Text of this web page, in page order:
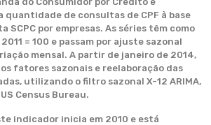
quantidade de consultas de CPF à base
SCPC por empresas. As séries têm como
= 100 e passam por ajuste sazonal
mensal. A partir de janeiro de 2014,
fatores sazonais e reelaboração das
utilizando o filtro sazonal X-12 ARIMA,
Census Bureau.
indicador inicia em 2010 e está